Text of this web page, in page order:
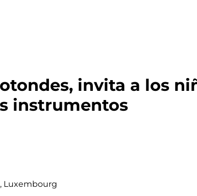
invita a los
instrumentos
Luxembourg